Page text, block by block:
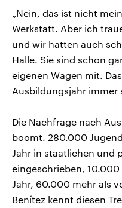
„Nein, das ist nicht
Werkstatt. Aber ich
und wir hatten auch
Halle. Sie sind schon
eigenen Wagen mit.
Ausbildungsjahr immer
Die Nachfrage nach
boomt. 280.000
Jahr in staatlichen und
eingeschrieben,
Jahr, 60.000 mehr als
Benítez kennt diesen